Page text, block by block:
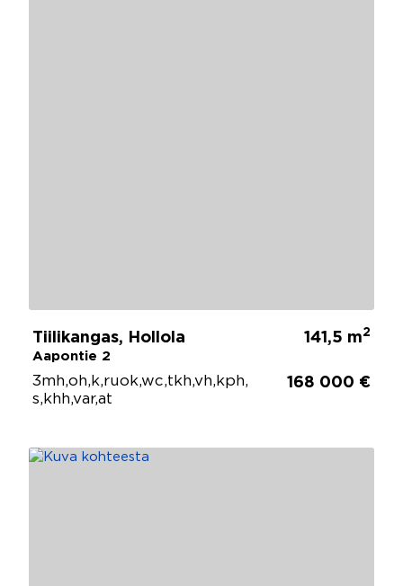
Tiilikangas, Hollola
Aapontie 2
141,5 m2
3mh,oh,k,ruok,wc,tkh,vh,kph,
s,khh,var,at
168 000 €